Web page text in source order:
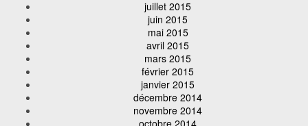
juillet 2015
juin 2015
mai 2015
avril 2015
mars 2015
février 2015
janvier 2015
décembre 2014
novembre 2014
octobre 2014